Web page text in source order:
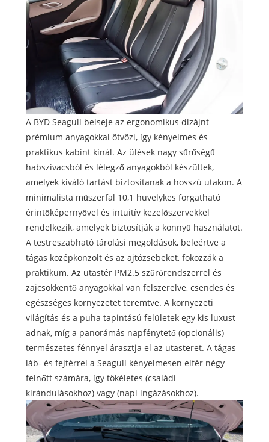
A BYD Seagull belseje az ergonomikus dizájnt
prémium anyagokkal ötvözi, így kényelmes és
praktikus kabint kínál. Az ülések nagy sűrűségű
habszivacsból és lélegző anyagokból készültek,
amelyek kiváló tartást biztosítanak a hosszú utakon. A
minimalista műszerfal 10,1 hüvelykes forgatható
érintőképernyővel és intuitív kezelőszervekkel
rendelkezik, amelyek biztosítják a könnyű használatot.
A testreszabható tárolási megoldások, beleértve a
tágas középkonzolt és az ajtózsebeket, fokozzák a
praktikum. Az utastér PM2.5 szűrőrendszerrel és
zajcsökkentő anyagokkal van felszerelve, csendes és
egészséges környezetet teremtve. A környezeti
világítás és a puha tapintású felületek egy kis luxust
adnak, míg a panorámás napfénytető (opcionális)
természetes fénnyel árasztja el az utasteret. A tágas
láb- és fejtérrel a Seagull kényelmesen elfér négy
felnőtt számára, így tökéletes (családi
kirándulásokhoz) vagy (napi ingázásokhoz).